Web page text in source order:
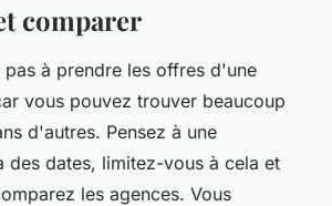
comparer
à prendre les offres d'une
vous pouvez trouver beaucoup
d'autres. Pensez à une
des dates, limitez-vous à cela et
les agences. Vous